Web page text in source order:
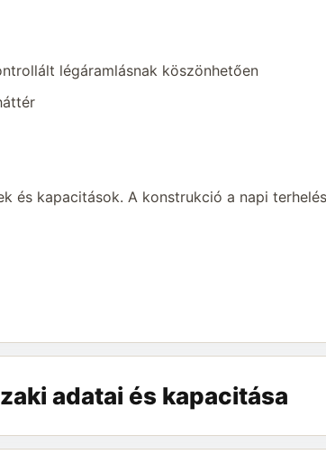
légáramlásnak köszönhetően
és kapacitások. A konstrukció a napi
adatai és kapacitása